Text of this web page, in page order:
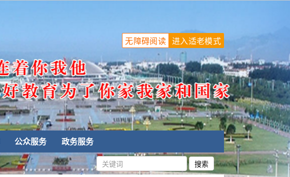
公众服务 政务服务
进入适老模式
无障碍阅读